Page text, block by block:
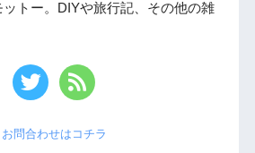
トー。DIYや旅行記、その他の雑
お問合わせはコチラ